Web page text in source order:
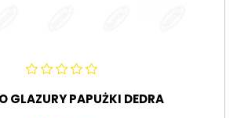
GLAZURY PAPUŻKI DEDRA